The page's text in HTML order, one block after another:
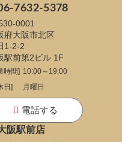
7632-5378
0001
府大阪市北区
1-2-2
駅前第2ビル 1F
時間] 10:00～19:00
日]
月曜日
電話する
阪駅前店